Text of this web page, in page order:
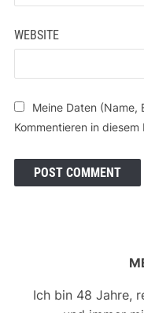
WEBSITE
Meine Daten (Name,
Kommentieren in
Ich bin 48 Jahre,